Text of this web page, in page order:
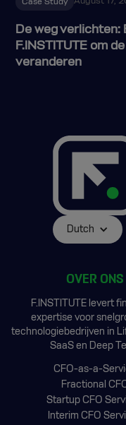
Case Study
De weg
F.INSTITUTE om
veranderen
Dutch
OVER ONS
F.INSTITUTE levert
expertise voor
technologiebedrijven in
SaaS en Deep
CFO-as-a-
Fractional
Startup CFO
Interim CFO